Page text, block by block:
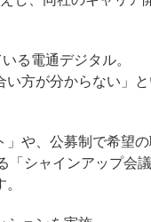
る電通デジタル。
方が分からない」
や、公募制で希望
シャインアップ会